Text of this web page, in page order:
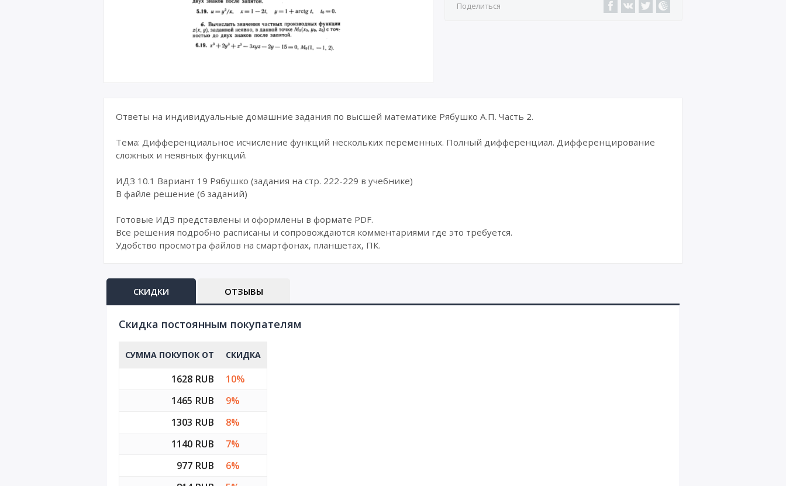
Поделиться
Ответы на индивидуальные домашние задания по высшей математике Рябушко А.П. Часть 2.
Тема: Дифференциальное исчисление функций нескольких переменных. Полный дифференциал. Дифференцирование
сложных и неявных функций.
ИДЗ 10.1 Вариант 19 Рябушко (задания на стр. 222-229 в учебнике)
В файле решение (6 заданий)
Готовые ИДЗ представлены и оформлены в формате PDF.
Все решения подробно расписаны и сопровождаются комментариями где это требуется.
Удобство просмотра файлов на смартфонах, планшетах, ПК.
СКИДКИ ОТЗЫВЫ
Cкидка постоянным покупателям
СУММА ПОКУПОК ОТ СКИДКА
1628 RUB
10%
1465 RUB
9%
1303 RUB
8%
1140 RUB
7%
977 RUB
6%